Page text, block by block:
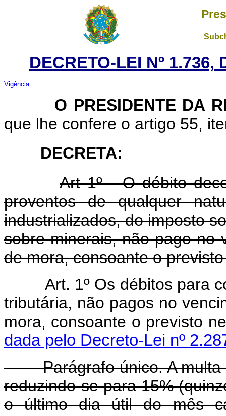
DECRETO-LEI Nº 1.736,
Vigência
O PRESIDENTE DA
que lhe confere o artigo 55,
DECRETA:
Art 1º - O débito
proventos de qualquer
industrializados, do imposto
sobre minerais, não pago no
de mora, consoante o
Art. 1º Os débitos para
tributária, não pagos no
mora, consoante o
dada pelo Decreto-Lei nº
Parágrafo único. A
reduzindo-se para 15%
o último dia útil do mês